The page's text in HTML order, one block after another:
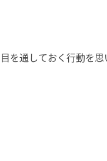
を通しておく行動を思